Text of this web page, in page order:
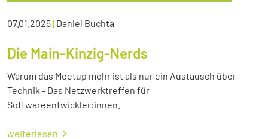
07.01.2025| Daniel Buchta
Die Main-Kinzig-Nerds
Warum das Meetup mehr ist als nur ein Austausch über
Technik - Das Netzwerktreffen für
Softwareentwickler:innen.
weiterlesen